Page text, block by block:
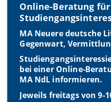
Online-Beratung für
MA Neuere deutsche
Gegenwart,
bei einer Online-
MA NdL informieren.
Jeweils freitags von 9-